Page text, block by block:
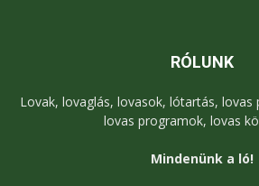
RÓLUNK
Lovak, lovaglás, lovasok, lótartás, lovas
lovas programok, lovas
Mindenünk a ló!